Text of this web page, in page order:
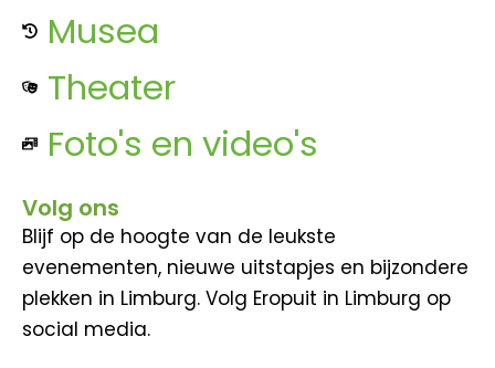
Musea
Theater
Foto's en video's
Volg ons
Blijf op de hoogte van de leukste
evenementen, nieuwe uitstapjes en bijzondere
plekken in Limburg. Volg Eropuit in Limburg op
social media.